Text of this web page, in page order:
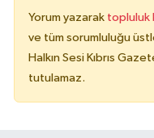
Yorum yazarak topluluk
ve tüm sorumluluğu
Halkın Sesi Kıbrıs
tutulamaz.